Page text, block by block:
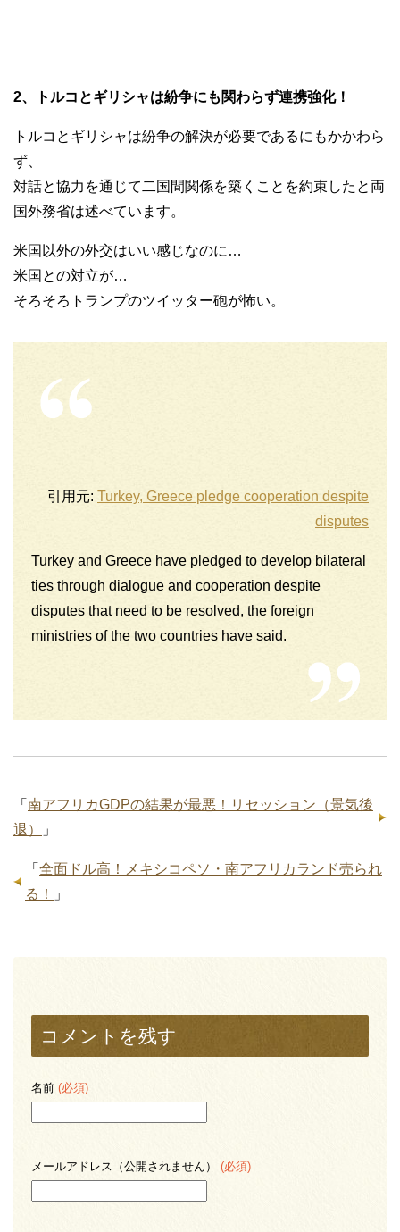
2、トルコとギリシャは紛争にも関わらず連携強化！
トルコとギリシャは紛争の解決が必要であるにもかかわら
ず、
対話と協力を通じて二国間関係を築くことを約束したと両
国外務省は述べています。
米国以外の外交はいい感じなのに…
米国との対立が…
そろそろトランプのツイッター砲が怖い。
引用元: Turkey, Greece pledge cooperation despite
disputes
Turkey and Greece have pledged to develop bilateral
ties through dialogue and cooperation despite
disputes that need to be resolved, the foreign
ministries of the two countries have said.
「 南アフリカGDPの結果が最悪！リセッション（景気後
退）
」
「 全面ドル高！メキシコペソ・南アフリカランド売られ
る！
」
コメントを残す
名前 (必須)
メールアドレス（公開されません） (必須)